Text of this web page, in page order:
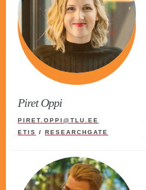
Piret Oppi
PIRET.OPPI@TLU.EE
ETIS
/ RESEARCHGATE